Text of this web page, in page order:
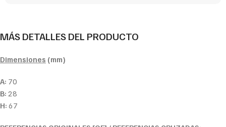
MÁS DETALLES DEL PRODUCTO
Dimensiones (mm)
A: 70
B: 28
H: 67